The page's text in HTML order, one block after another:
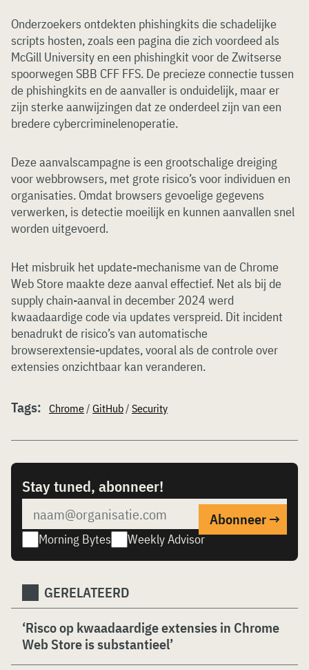
Onderzoekers ontdekten phishingkits die schadelijke
scripts hosten, zoals een pagina die zich voordeed als
McGill University en een phishingkit voor de Zwitserse
spoorwegen SBB CFF FFS. De precieze connectie tussen
de phishingkits en de aanvaller is onduidelijk, maar er
zijn sterke aanwijzingen dat ze onderdeel zijn van een
bredere cybercriminelenoperatie.
Deze aanvalscampagne is een grootschalige dreiging
voor webbrowsers, met grote risico’s voor individuen en
organisaties. Omdat browsers gevoelige gegevens
verwerken, is detectie moeilijk en kunnen aanvallen snel
worden uitgevoerd.
Het misbruik het update-mechanisme van de Chrome
Web Store maakte deze aanval effectief. Net als bij de
supply chain-aanval in december 2024 werd
kwaadaardige code via updates verspreid. Dit incident
benadrukt de risico’s van automatische
browserextensie-updates, vooral als de controle over
extensies onzichtbaar kan veranderen.
Tags: Chrome/ GitHub/ Security
Stay tuned, abonneer!
Morning Bytes Weekly Advisor
GERELATEERD
‘Risco op kwaadaardige extensies in Chrome
Web Store is substantieel’